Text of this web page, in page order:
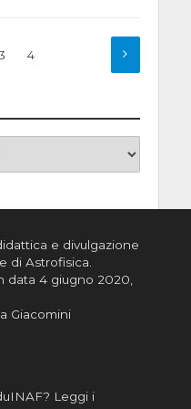
4
e divulgazione
di Astrofisica
data 4 giugno 2020,
Giacomini
Leggi i